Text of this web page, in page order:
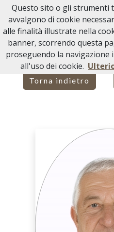
Necrologi Acqui Terme
Torna indietro
Questo sito o gli strumenti
avvalgono di cookie
alle finalità illustrate nella
banner, scorrendo questa
proseguendo la navigazione
all'uso dei cookie.